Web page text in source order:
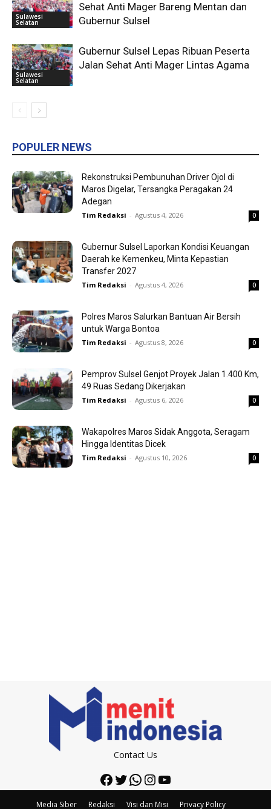
Sulawesi
Selatan
Sehat Anti Mager Bareng Mentan dan
Gubernur Sulsel
Sulawesi
Selatan
Gubernur Sulsel Lepas Ribuan Peserta
Jalan Sehat Anti Mager Lintas Agama
POPULER NEWS
Rekonstruksi Pembunuhan Driver Ojol di
Maros Digelar, Tersangka Peragakan 24
Adegan
Tim Redaksi - Agustus 4, 2026 0
Gubernur Sulsel Laporkan Kondisi Keuangan
Daerah ke Kemenkeu, Minta Kepastian
Transfer 2027
Tim Redaksi - Agustus 4, 2026 0
Polres Maros Salurkan Bantuan Air Bersih
untuk Warga Bontoa
Tim Redaksi - Agustus 8, 2026 0
Pemprov Sulsel Genjot Proyek Jalan 1.400 Km,
49 Ruas Sedang Dikerjakan
Tim Redaksi - Agustus 6, 2026 0
Wakapolres Maros Sidak Anggota, Seragam
Hingga Identitas Dicek
Tim Redaksi - Agustus 10, 2026 0
Contact Us
Facebook
Twitter
WhatsApp
Instagram
YouTube
Media Siber Redaksi Visi dan Misi Privacy Policy